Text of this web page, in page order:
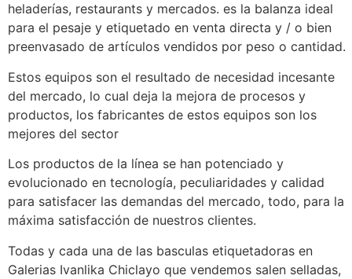
heladerías, restaurants y mercados. es la balanza ideal
para el pesaje y etiquetado en venta directa y / o bien
preenvasado de artículos vendidos por peso o cantidad.
Estos equipos son el resultado de necesidad incesante
del mercado, lo cual deja la mejora de procesos y
productos, los fabricantes de estos equipos son los
mejores del sector
Los productos de la línea se han potenciado y
evolucionado en tecnología, peculiaridades y calidad
para satisfacer las demandas del mercado, todo, para la
máxima satisfacción de nuestros clientes.
Todas y cada una de las basculas etiquetadoras en
Galerias Ivanlika Chiclayo que vendemos salen selladas,